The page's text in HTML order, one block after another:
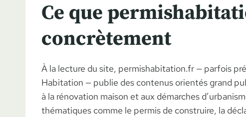
Ce que
concrètement
À la lecture du site, permishabitation.fr — parfois
Habitation — publie des contenus orientés grand
à la rénovation maison et aux démarches
thématiques comme le permis de construire, la